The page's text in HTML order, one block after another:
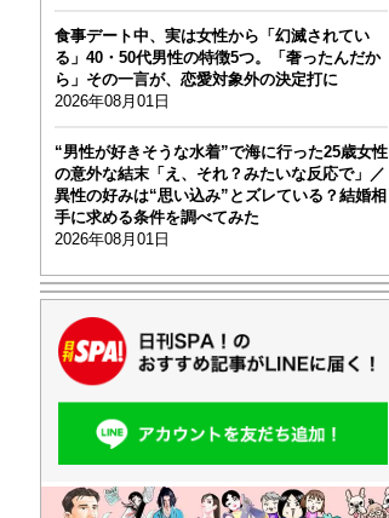
食事デート中、実は女性から「幻滅されてい
る」40・50代男性の特徴5つ。「奢ったんだか
ら」その一言が、恋愛対象外の決定打に
2026年08月01日
“男性が好きそうな水着”で海に行った25歳女性
の意外な結末「え、それ？みたいな反応で」／
異性の好みは“思い込み”とズレている？結婚相
手に求める条件を調べてみた
2026年08月01日